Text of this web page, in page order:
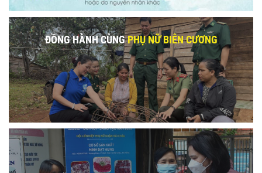
ĐỒNG HÀNH CÙNGPHỤ NỮ BIÊN CƯƠNG